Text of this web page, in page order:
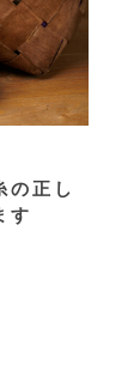
の正し
す